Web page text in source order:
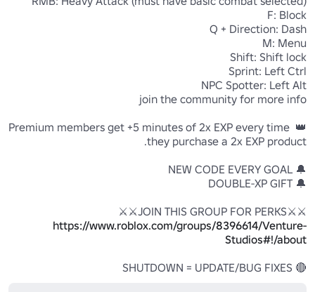
👑 Premium members get +5 minutes of 2x EXP every time
⚔️⚔️JOIN THIS GROUP FOR PERKS⚔️⚔️
https://www.roblox.com/groups/8396614/Venture-
Studios#!/about
🔴 SHUTDOWN = UPDATE/BUG FIXES